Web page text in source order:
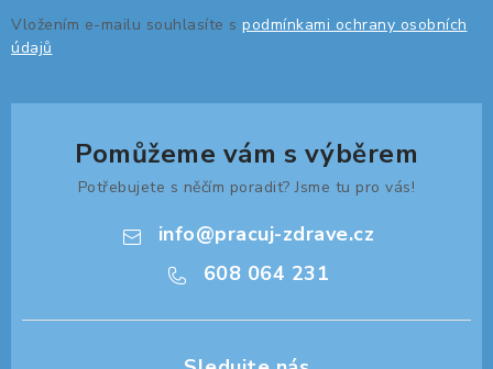
Vložením e-mailu souhlasíte s podmínkami ochrany osobních
údajů
Pomůžeme vám s výběrem
Potřebujete s něčím poradit? Jsme tu pro vás!
info@pracuj-zdrave.cz
608 064 231